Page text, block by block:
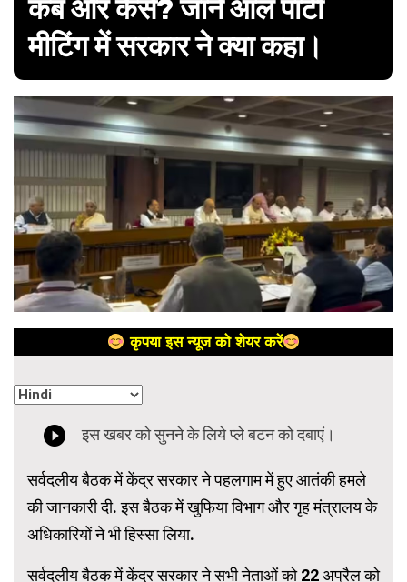
कब और कैसे? जानें ऑल पार्टी
मीटिंग में सरकार ने क्या कहा।
कृपया इस न्यूज को शेयर करें
सर्वदलीय बैठक में केंद्र सरकार ने पहलगाम में हुए आतंकी हमले
की जानकारी दी. इस बैठक में खुफिया विभाग और गृह मंत्रालय के
अधिकारियों ने भी हिस्सा लिया.
सर्वदलीय बैठक में केंद्र सरकार ने सभी नेताओं को 22 अप्रैल को